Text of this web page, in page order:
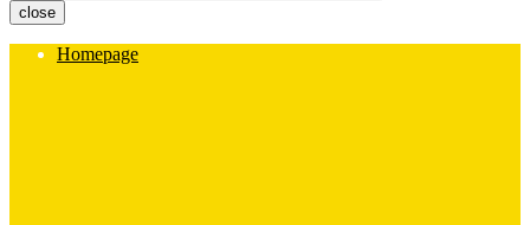
close
Homepage